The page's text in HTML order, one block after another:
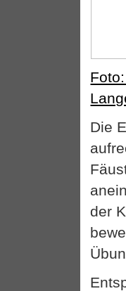
Die
der